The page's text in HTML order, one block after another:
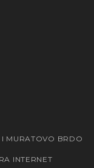
MURATOVO BRDO
INTERNET